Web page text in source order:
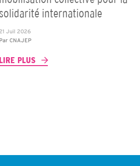
solidarité internationale
21 Juil 2026
ParCNAJEP
LIRE PLUS